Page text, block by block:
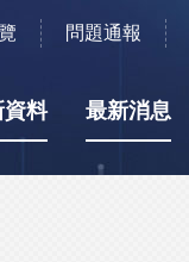
問題通報
資料 最新消息